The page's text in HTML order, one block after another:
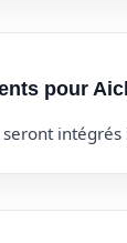
pour
intégrés